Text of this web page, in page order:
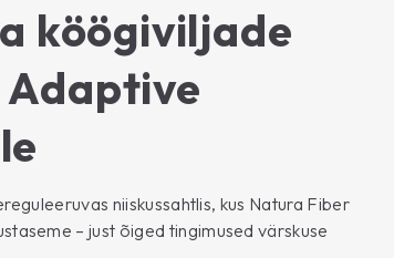
köögiviljade
niiskussahtlis, kus Natura Fiber
– just õiged tingimused värskuse